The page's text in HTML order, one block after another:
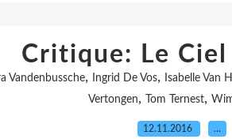
Critique: Le Ciel
Vandenbussche, Ingrid De Vos, Isabelle Van
Vertongen, Tom Ternest,
12.11.2016 …